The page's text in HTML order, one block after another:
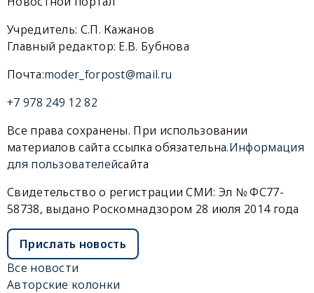
Учредитель: С.П. Кажанов
Главный редактор: Е.В. Бубнова
Почта:moder_forpost@mail.ru
+7 978 249 12 82
Все права сохранены. При использовании
материалов сайта ссылка обязательна.Информация
для пользователейсайта
Свидетельство о регистрации СМИ: Эл № ФС77-
58738, выдано Роскомнадзором 28 июля 2014 года
Прислать новость
Все новости
Авторские колонки